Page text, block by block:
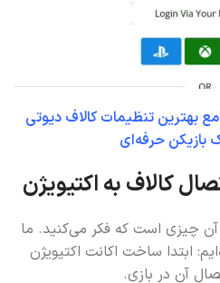
بهترین تنظیمات کالاف دیوتی
بازیکن حرفه‌ای
کالاف به اکتیویژن
آن چیزی است که فکر می‌کنید. ما
ابتدا ساخت اکانت اکتیویژن
آن در بازی.